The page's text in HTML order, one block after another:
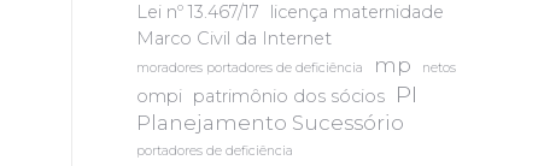
Lei nº 13.467/17
licença maternidade
Marco Civil da Internet
moradores portadores de deficiência mp netos
ompi patrimônio dos sócios PI
Planejamento Sucessório
portadores de deficiência